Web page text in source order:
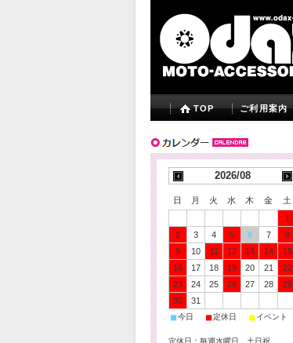
TOP ご利用案内
2026/08
日 月 火 水 木 金
土
1
2
3 4 5 6 7
8
9
10 11 12 13 14
15
16
17 18 19 20 21
22
23
24 25 26 27 28
29
30
31
■ 今日 ■ 定休日 ■ イベント
定休日：毎週水曜日、土日祝